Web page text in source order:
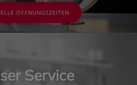
ÖFFNUNGSZEITEN
Service